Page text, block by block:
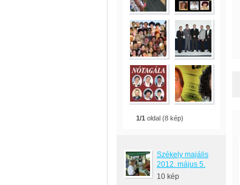
1/1 oldal (8 kép)
Székely majális
2012. május 5.
10 kép